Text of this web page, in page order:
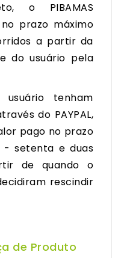
o PIBAMAS
prazo máximo
a partir da
do usuário pela
tenham
do PAYPAL,
pago no prazo
setenta e duas
de quando o
rescindir
de Produto